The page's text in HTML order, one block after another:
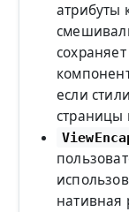
атрибуты
если
страницы
нативная